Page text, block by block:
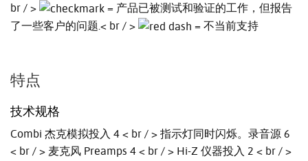
br / >
= 产品已被测试和验证的工作，但报告
了一些客户的问题.< br / >
= 不当前支持
特点
技术规格
Combi 杰克模拟投入 4 < br / > 指示灯同时闪烁。录音源 6
< br / > 麦克风 Preamps 4 < br / > Hi-Z 仪器投入 2 < br / >